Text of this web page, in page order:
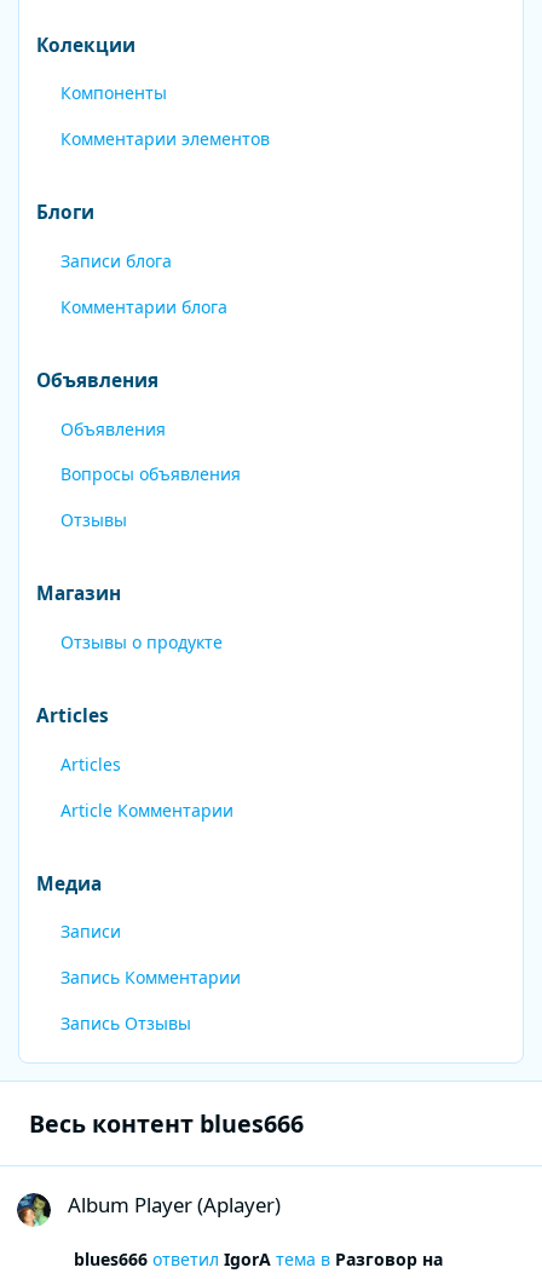
Колекции
Компоненты
Комментарии элементов
Блоги
Записи блога
Комментарии блога
Объявления
Объявления
Вопросы объявления
Отзывы
Магазин
Отзывы о продукте
Articles
Articles
Article Комментарии
Медиа
Записи
Запись Комментарии
Запись Отзывы
Весь контент blues666
Album Player (Aplayer)
blues666ответил IgorAтема в Разговор на